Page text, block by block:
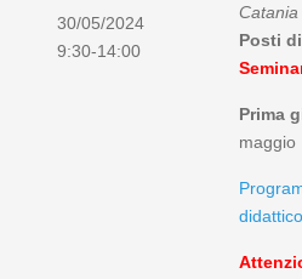
30/05/2024
9:30-14:00
Catania
Posti
Prima
maggio
didattico